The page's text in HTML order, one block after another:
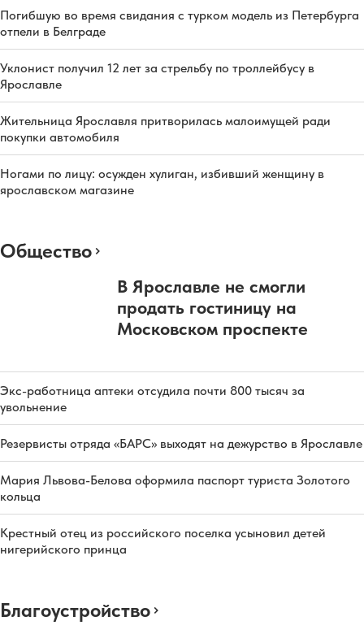
Погибшую во время свидания с турком модель из Петербурга
отпели в Белграде
Уклонист получил 12 лет за стрельбу по троллейбусу в
Ярославле
Жительница Ярославля притворилась малоимущей ради
покупки автомобиля
Ногами по лицу: осужден хулиган, избивший женщину в
ярославском магазине
Общество
В Ярославле не смогли
продать гостиницу на
Московском проспекте
Экс-работница аптеки отсудила почти 800 тысяч за
увольнение
Резервисты отряда «БАРС» выходят на дежурство в Ярославле
Мария Львова-Белова оформила паспорт туриста Золотого
кольца
Крестный отец из российского поселка усыновил детей
нигерийского принца
Благоустройство